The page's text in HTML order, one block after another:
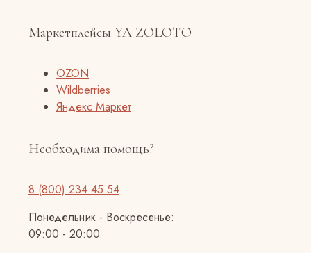
Маркетплейсы YA ZOLOTO
OZON
Wildberries
Яндекс Маркет
Необходима помощь?
8 (800) 234 45 54
Понедельник - Воскресенье:
09:00 - 20:00